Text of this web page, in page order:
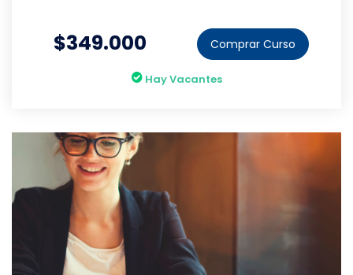
$349.000 Comprar Curso
Hay Vacantes